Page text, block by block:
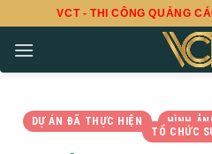
to
content
VCT - THI CÔNG QUẢNG
DỰ ÁN ĐÃ THỰC HIỆN , HÌNH
TỔ CHỨC